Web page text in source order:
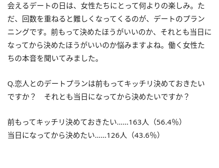
会えるデートの日は、女性たちにとって何よりの楽しみ。た
だ、回数を重ねると難しくなってくるのが、デートのプラン
ニングです。前もって決めたほうがいいのか、それとも当日に
なってから決めたほうがいいのか悩みますよね。働く女性た
ちの本音を聞いてみました。
Q.恋人とのデートプランは前もってキッチリ決めておきたい
ですか？ それとも当日になってから決めたいですか？
前もってキッチリ決めておきたい……163人（56.4％）
当日になってから決めたい……126人（43.6％）